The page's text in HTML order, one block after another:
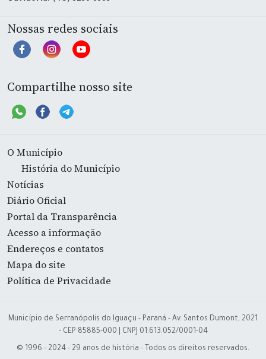
Nossas redes sociais
Compartilhe nosso site
O Município
História do Município
Notícias
Diário Oficial
Portal da Transparência
Acesso a informação
Endereços e contatos
Mapa do site
Política de Privacidade
Município de Serranópolis do Iguaçu - Paraná - Av. Santos Dumont, 2021
- CEP 85885-000 | CNPJ 01.613.052/0001-04
© 1996 - 2024 - 29 anos de história - Todos os direitos reservados.